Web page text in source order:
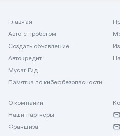
Главная
Авто с пробегом
Создать объявление
Автокредит
Mycar Гид
Памятка по кибербезопасности
О компании
Наши партнеры
Франшиза